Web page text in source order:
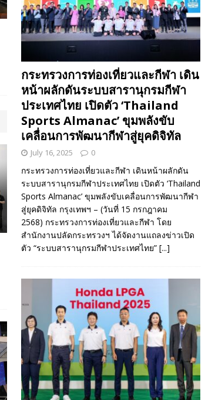
กระทรวงการท่องเที่ยวและกีฬา เดิน
หน้าผลักดันระบบสารานุกรมกีฬา
ประเทศไทย เปิดตัว ‘Thailand
Sports Almanac’ ขุมพลังขับ
เคลื่อนการพัฒนากีฬาสู่ยุคดิจิทัล
July 16, 2025 0
กระทรวงการท่องเที่ยวและกีฬา เดินหน้าผลักดัน
ระบบสารานุกรมกีฬาประเทศไทย เปิดตัว ‘Thailand
Sports Almanac’ ขุมพลังขับเคลื่อนการพัฒนากีฬา
สู่ยุคดิจิทัล กรุงเทพฯ – (วันที่ 15 กรกฎาคม
2568) กระทรวงการท่องเที่ยวและกีฬา โดย
สำนักงานปลัดกระทรวงฯ ได้จัดงานแถลงข่าวเปิด
ตัว “ระบบสารานุกรมกีฬาประเทศไทย” [...]